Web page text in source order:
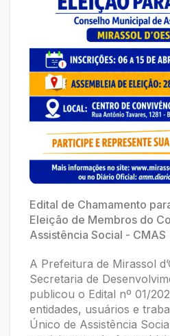
Edital de Chamamento
Eleição de Membros do
Assistência Social - CMAS
A Prefeitura de Mirassol
Secretaria de
publicou o Edital nº 01/
entidades, usuários e
Único de Assistência